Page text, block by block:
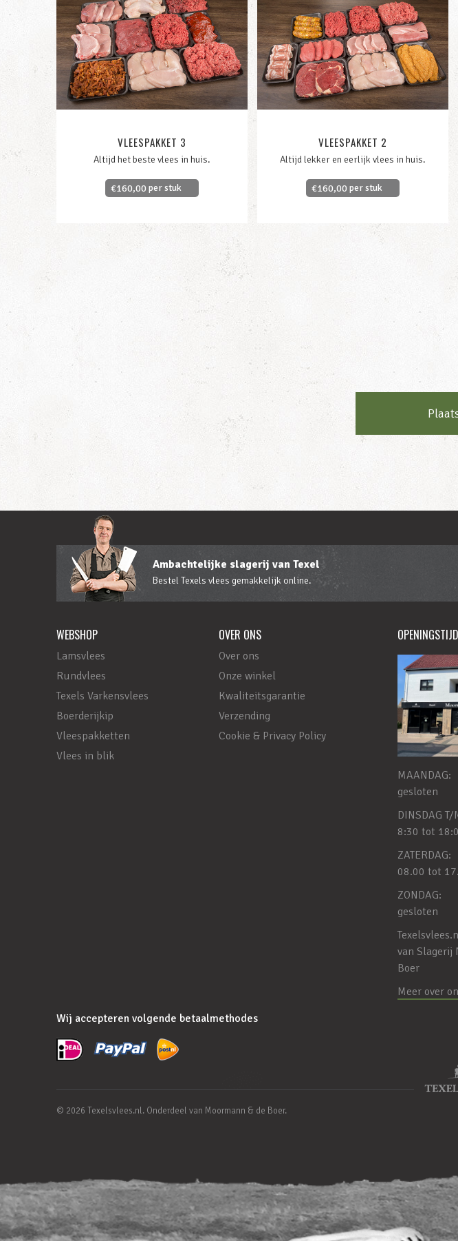
VLEESPAKKET 3
Altijd het beste vlees in huis.
€160,00 per stuk
VLEESPAKKET 2
Altijd lekker en eerlijk vlees in huis.
€160,00 per stuk
Ambachtelijke slagerij van Texel
Bestel Texels vlees gemakkelijk online.
WEBSHOP
Lamsvlees
Rundvlees
Texels Varkensvlees
Boerderijkip
Vleespakketten
Vlees in blik
OVER ONS
Over ons
Onze winkel
Kwaliteitsgarantie
Verzending
Cookie & Privacy Policy
MAANDAG:
gesloten
DINSDAG T/
8:30 tot
ZATERDAG:
08.00 tot
ZONDAG:
gesloten
van Slagerij
Boer
Meer over
Wij accepteren volgende betaalmethodes
© 2026 Texelsvlees.nl. Onderdeel van Moormann & de Boer.